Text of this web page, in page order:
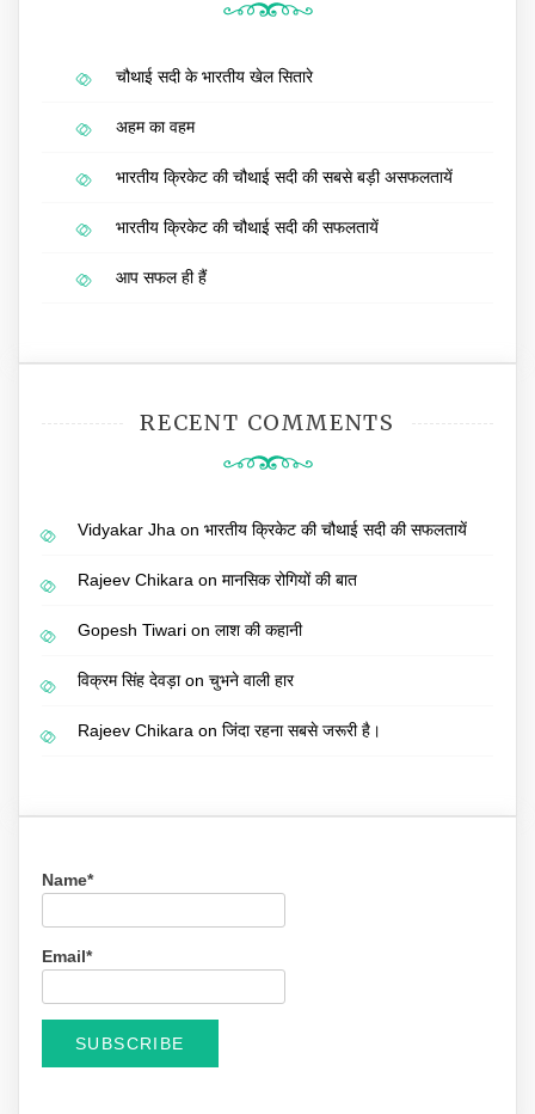
चौथाई सदी के भारतीय खेल सितारे
अहम का वहम
भारतीय क्रिकेट की चौथाई सदी की सबसे बड़ी असफलतायें
भारतीय क्रिकेट की चौथाई सदी की सफलतायें
आप सफल ही हैं
RECENT COMMENTS
Vidyakar Jha on भारतीय क्रिकेट की चौथाई सदी की सफलतायें
Rajeev Chikara on मानसिक रोगियों की बात
Gopesh Tiwari on लाश की कहानी
विक्रम सिंह देवड़ाon चुभने वाली हार
Rajeev Chikara on जिंदा रहना सबसे जरूरी है।
Name*
Email*